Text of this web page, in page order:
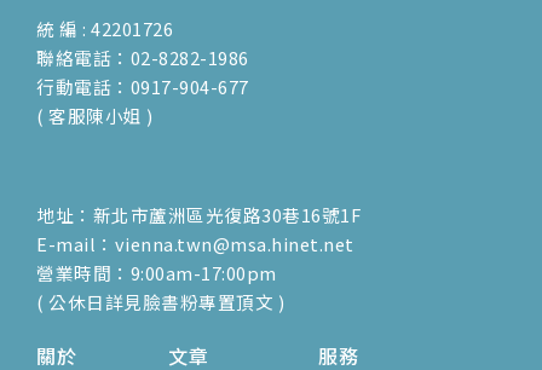
統 編 : 42201726
聯絡電話：02-8282-1986
行動電話：0917-904-677
( 客服陳小姐 )
地址：新北市蘆洲區光復路30巷16號1F
E-mail：vienna.twn@msa.hinet.net
營業時間：9:00am-17:00pm
( 公休日詳見臉書粉專置頂文 )
關於 文章 服務